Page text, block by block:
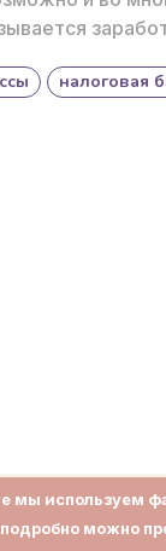
мы используем
можно
налоговая